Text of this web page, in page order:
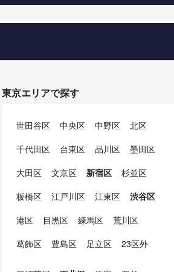
東京エリアで探す
世田谷区 中央区 中野区
北区
千代田区
台東区 品川区
墨田区
大田区
文京区 新宿区
杉並区
板橋区
江戸川区 江東区
渋谷区
港区
目黒区 練馬区
荒川区
葛飾区
豊島区 足立区 23区外